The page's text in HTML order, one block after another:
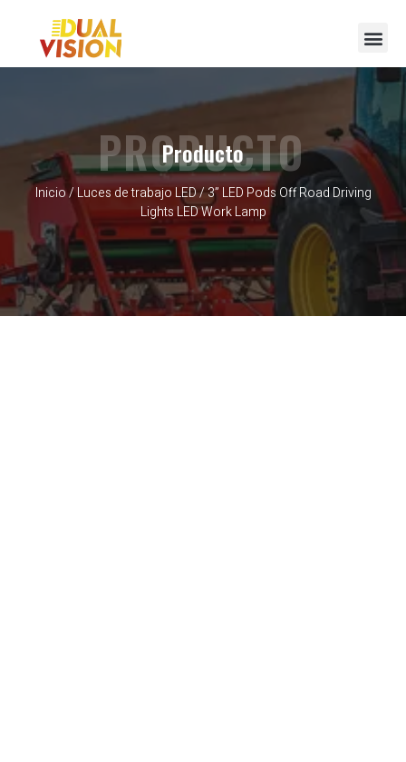
Producto
Inicio/Luces de trabajo LED/ 3” LED Pods Off Road Driving
Lights LED Work Lamp
PRODUCTO